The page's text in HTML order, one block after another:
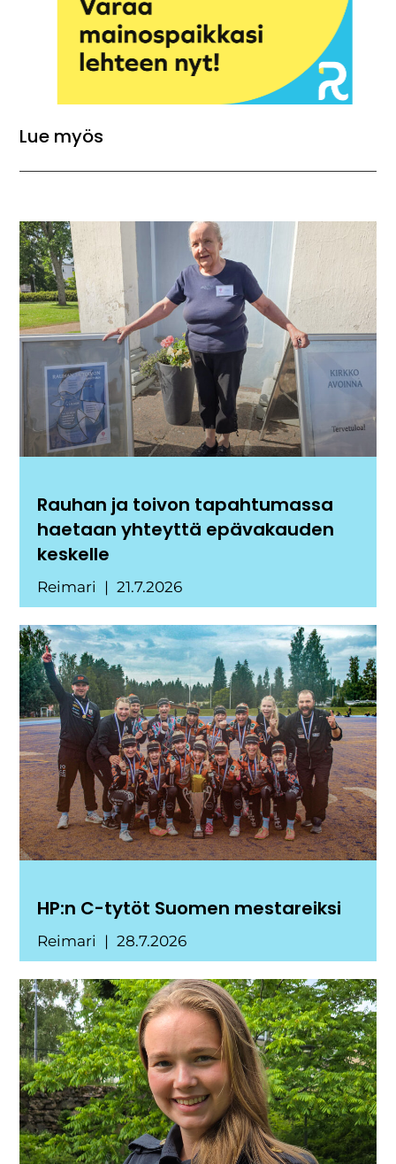
Lue myös
Rauhan ja toivon tapahtumassa
haetaan yhteyttä epävakauden
keskelle
Reimari 21.7.2026
HP:n C-tytöt Suomen mestareiksi
Reimari 28.7.2026